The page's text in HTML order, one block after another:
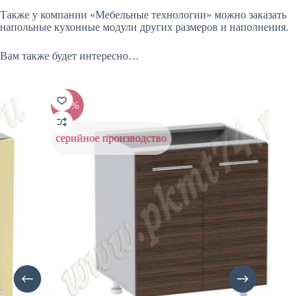
Также у компании «Мебельные технологии» можно заказать
напольные кухонные модули других размеров и наполнения.
Вам также будет интересно…
-20%
серийное производство